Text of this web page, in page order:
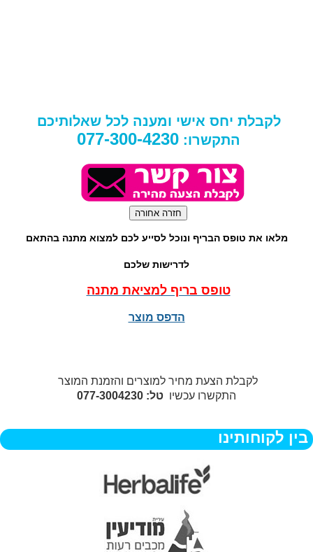
לקבלת יחס אישי ומענה לכל שאלותיכם
התקשרו: 077-300-4230
מלאו את טופס הבריף ונוכל לסייע לכם למצוא מתנה בהתאם
לדרישות שלכם
טופס בריף למציאת מתנה
הדפס מוצר
לקבלת הצעת מחיר למוצרים והזמנת המוצר
התקשרו עכשיו טל: 077-3004230
בין לקוחותינו